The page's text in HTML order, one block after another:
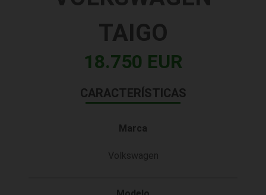
TAIGO
18.750 EUR
CARACTERÍSTICAS
Marca
Volkswagen